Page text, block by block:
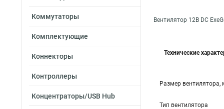
Коммутаторы
Комплектующие
Коннекторы
Контроллеры
Концентраторы/USB Hub
Вентилятор 12В DC
Технические
Размер вентилятора,
Тип вентилятора